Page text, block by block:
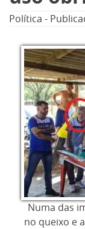
Política -
Numa das
no queixo e